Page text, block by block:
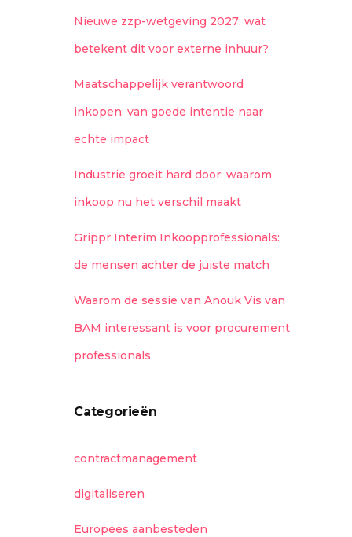
Nieuwe zzp-wetgeving 2027: wat
betekent dit voor externe inhuur?
Maatschappelijk verantwoord
inkopen: van goede intentie naar
echte impact
Industrie groeit hard door: waarom
inkoop nu het verschil maakt
Grippr Interim Inkoopprofessionals:
de mensen achter de juiste match
Waarom de sessie van Anouk Vis van
BAM interessant is voor procurement
professionals
Categorieën
contractmanagement
digitaliseren
Europees aanbesteden